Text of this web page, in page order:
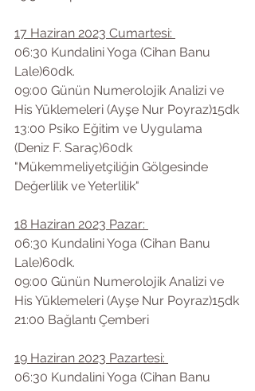
17 Haziran 2023 Cumartesi:
06:30 Kundalini Yoga (Cihan Banu
Lale)60dk.
09:00 Günün Numerolojik Analizi ve
His Yüklemeleri (Ayşe Nur Poyraz)15dk
13:00 Psiko Eğitim ve Uygulama
(Deniz F. Saraç)60dk
"Mükemmeliyetçiliğin Gölgesinde
Değerlilik ve Yeterlilik"
18 Haziran 2023 Pazar:
06:30 Kundalini Yoga (Cihan Banu
Lale)60dk.
09:00 Günün Numerolojik Analizi ve
His Yüklemeleri (Ayşe Nur Poyraz)15dk
21:00 Bağlantı Çemberi
19 Haziran 2023 Pazartesi:
06:30 Kundalini Yoga (Cihan Banu